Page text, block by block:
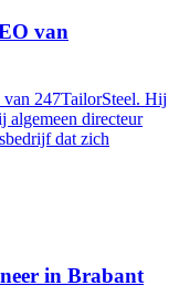
van
van 247TailorSteel. Hij
algemeen directeur
dat zich
in Brabant